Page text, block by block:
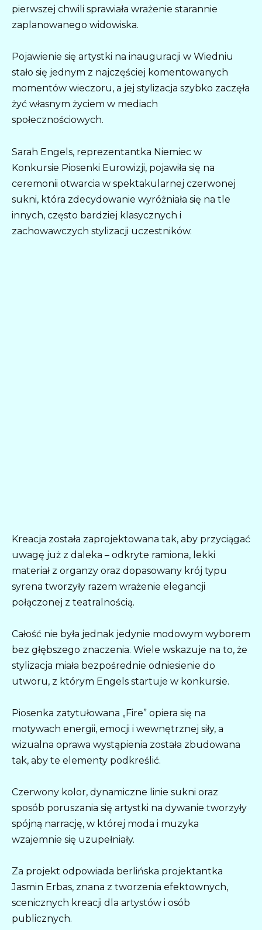
pierwszej chwili sprawiała wrażenie starannie
zaplanowanego widowiska.
Pojawienie się artystki na inauguracji w Wiedniu
stało się jednym z najczęściej komentowanych
momentów wieczoru, a jej stylizacja szybko zaczęła
żyć własnym życiem w mediach
społecznościowych.
Sarah Engels, reprezentantka Niemiec w
Konkursie Piosenki Eurowizji, pojawiła się na
ceremonii otwarcia w spektakularnej czerwonej
sukni, która zdecydowanie wyróżniała się na tle
innych, często bardziej klasycznych i
zachowawczych stylizacji uczestników.
Kreacja została zaprojektowana tak, aby przyciągać
uwagę już z daleka – odkryte ramiona, lekki
materiał z organzy oraz dopasowany krój typu
syrena tworzyły razem wrażenie elegancji
połączonej z teatralnością.
Całość nie była jednak jedynie modowym wyborem
bez głębszego znaczenia. Wiele wskazuje na to, że
stylizacja miała bezpośrednie odniesienie do
utworu, z którym Engels startuje w konkursie.
Piosenka zatytułowana „Fire” opiera się na
motywach energii, emocji i wewnętrznej siły, a
wizualna oprawa wystąpienia została zbudowana
tak, aby te elementy podkreślić.
Czerwony kolor, dynamiczne linie sukni oraz
sposób poruszania się artystki na dywanie tworzyły
spójną narrację, w której moda i muzyka
wzajemnie się uzupełniały.
Za projekt odpowiada berlińska projektantka
Jasmin Erbas, znana z tworzenia efektownych,
scenicznych kreacji dla artystów i osób
publicznych.